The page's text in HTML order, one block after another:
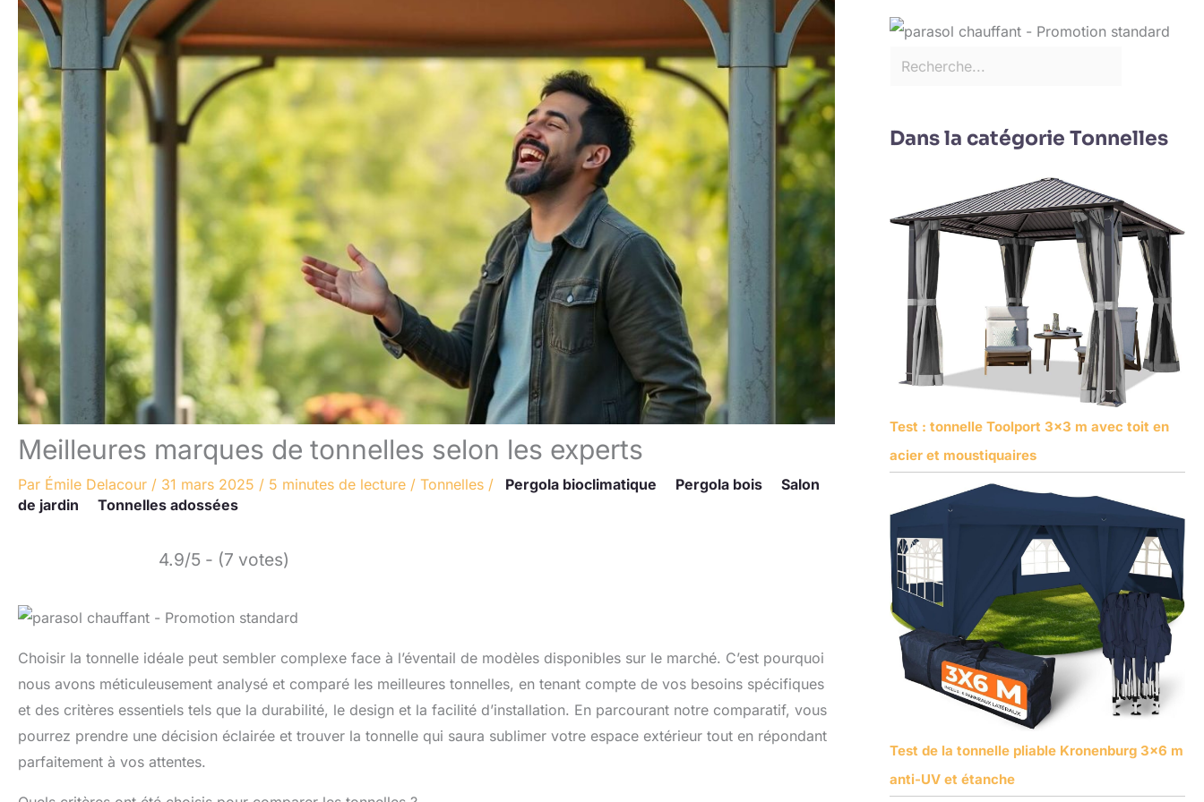
Meilleures marques de tonnelles selon les experts
Par Émile Delacour / 31 mars 2025 / 5 minutes de lecture / Tonnelles / Pergola bioclimatique Pergola bois
Salon
de jardin
Tonnelles adossées
4.9/5 - (7 votes)
Choisir la tonnelle idéale peut sembler complexe face à l’éventail de modèles disponibles sur le marché. C’est pourquoi
nous avons méticuleusement analysé et comparé les meilleures tonnelles, en tenant compte de vos besoins spécifiques
et des critères essentiels tels que la durabilité, le design et la facilité d’installation. En parcourant notre comparatif, vous
pourrez prendre une décision éclairée et trouver la tonnelle qui saura sublimer votre espace extérieur tout en répondant
parfaitement à vos attentes.
Dans la catégorie Tonnelles
Test : tonnelle Toolport 3×3 m avec toit en
acier et moustiquaires
Test de la tonnelle pliable Kronenburg 3×6 m
anti-UV et étanche